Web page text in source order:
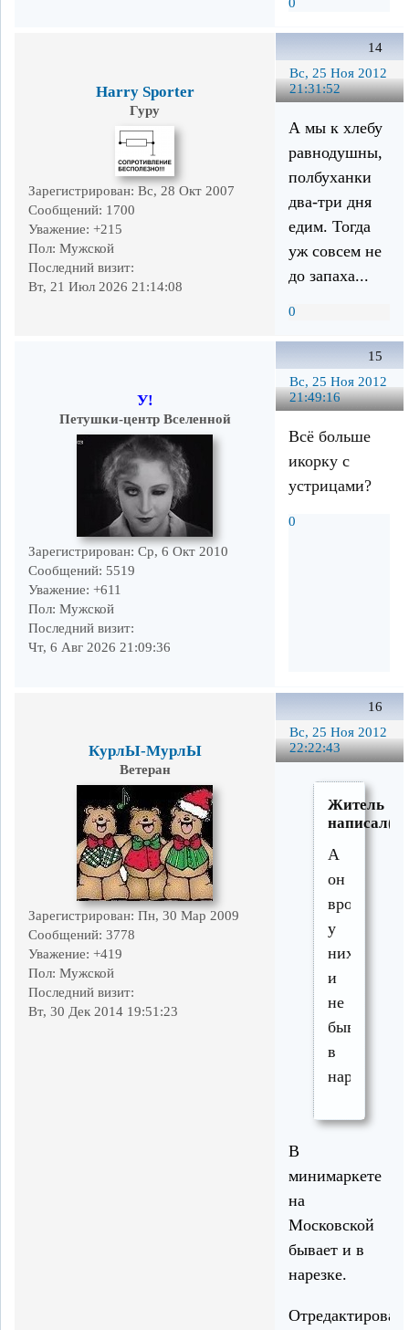
14
Вс, 25 Ноя 2012
21:31:52
Harry Sporter
Гуру
Зарегистрирован: Вс, 28 Окт 2007
Сообщений: 1700
Уважение: +215
Пол: Мужской
Последний визит:
Вт, 21 Июл 2026 21:14:08
А мы к хлебу
равнодушны,
полбуханки
два-три дня
едим. Тогда
уж совсем не
до запаха...
0
15
Вс, 25 Ноя 2012
21:49:16
У!
Петушки-центр Вселенной
Зарегистрирован: Ср, 6 Окт 2010
Сообщений: 5519
Уважение: +611
Пол: Мужской
Последний визит:
Чт, 6 Авг 2026 21:09:36
Всё больше
икорку с
устрицами?
0
16
Вс, 25 Ноя 2012
22:22:43
КурлЫ-МурлЫ
Ветеран
Зарегистрирован: Пн, 30 Мар 2009
Сообщений: 3778
Уважение: +419
Пол: Мужской
Последний визит:
Вт, 30 Дек 2014 19:51:23
Житель
А
он
вроде
у
них
и
не
бывает
в
нарезке
В
минимаркете
на
Московской
бывает и в
нарезке.